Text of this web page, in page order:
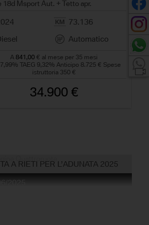
18d Msport Aut. + Tetto apr.
73.136
Automatico
A841,00 € al mese per 35 mesi
TAEG 9,32% Anticipo 8.725 € Spese
istruttoria 350 €
34.900 €
A RIETI PER L’ADUNATA 2025